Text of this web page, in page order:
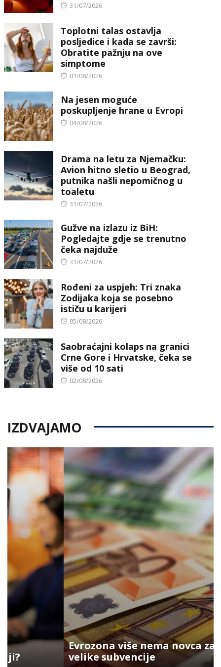
Posted
31/07/2026
Toplotni talas ostavlja
posljedice i kada se završi:
Obratite pažnju na ove
simptome
Posted
01/08/2026
Na jesen moguće
poskupljenje hrane u Evropi
Posted
04/08/2026
Drama na letu za Njemačku:
Avion hitno sletio u Beograd,
putnika našli nepomičnog u
toaletu
Posted
31/07/2026
Gužve na izlazu iz BiH:
Pogledajte gdje se trenutno
čeka najduže
Posted
31/07/2026
Rođeni za uspjeh: Tri znaka
Zodijaka koja se posebno
ističu u karijeri
Posted
05/08/2026
Saobraćajni kolaps na granici
Crne Gore i Hrvatske, čeka se
više od 10 sati
Posted
02/08/2026
IZDVAJAMO
Evrozona više nema novca za
velike subvencije